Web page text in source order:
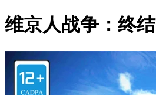
维京人战争：终结